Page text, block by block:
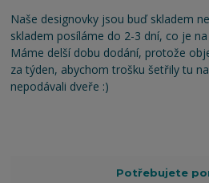
Naše designovky jsou buď skladem
skladem posíláme do 2-3 dní, co je
Máme delší dobu dodání, protože
za týden, abychom trošku šetřily tu
nepodávali dveře :)
Potřebujete